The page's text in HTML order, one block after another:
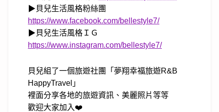
▶貝兒生活風格粉絲團
https://www.facebook.com/bellestyle7/
▶貝兒生活風格ＩＧ
https://www.instagram.com/bellestyle7/
貝兒組了一個旅遊社團「夢翔幸福旅遊R&B
HappyTravel」
裡面分享各地的旅遊資訊、美麗照片等等
歡迎大家加入❤️